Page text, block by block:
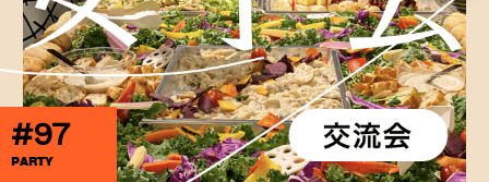
#97
PARTY